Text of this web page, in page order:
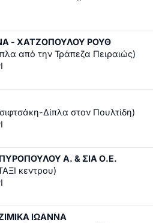
- ΧΑΤΖΟΠΟΥΛΟΥ ΡΟΥΘ
από την Τράπεζα Πειραιώς)
Δίπλα στον Πουλτίδη)
Α. & ΣΙΑ Ο.Ε.
κεντρου)
ΙΩΑΝΝΑ